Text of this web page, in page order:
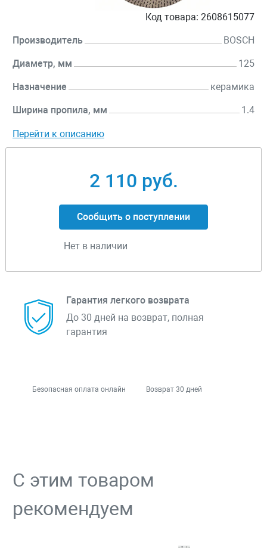
Код товара: 2608615077
Производитель BOSCH
Диаметр, мм 125
Назначение керамика
Ширина пропила, мм 1.4
Перейти к описанию
2 110 руб.
Сообщить о поступлении
Нет в наличии
Гарантия легкого возврата
До 30 дней на возврат, полная
гарантия
Безопасная оплата онлайн Возврат 30 дней
С этим товаром
рекомендуем